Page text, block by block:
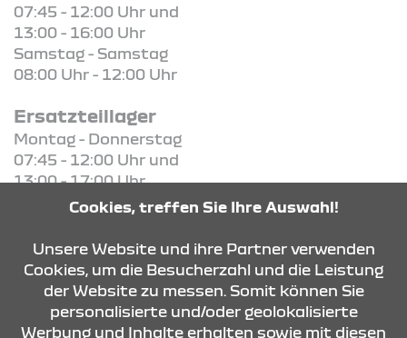
07:45 - 12:00 Uhr und
13:00 - 16:00 Uhr
Samstag - Samstag
08:00 Uhr - 12:00 Uhr
Ersatzteillager
Montag - Donnerstag
07:45 - 12:00 Uhr und
13:00 - 17:00 Uhr
Freitag - Freitag
13:00 - 16:00 Uhr
KONTAKT & ANFAHRT
Cookies, treffen Sie Ihre Auswahl!
Unsere Website und ihre Partner verwenden
Cookies, um die Besucherzahl und die Leistung
der Website zu messen. Somit können Sie
personalisierte und/oder geolokalisierte
Werbung und Inhalte erhalten sowie mit diesen